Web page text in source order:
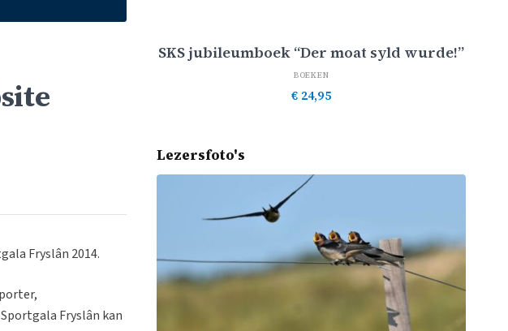
Fryslân 2014.
Fryslân kan
SKS jubileumboek “Der moat syld wurde!”
BOEKEN
€ 24,95
Lezersfoto's